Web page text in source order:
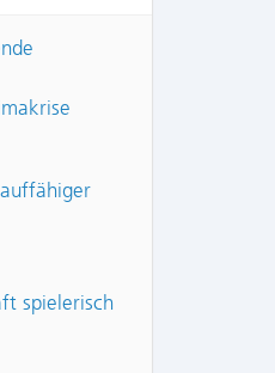
spielerisch